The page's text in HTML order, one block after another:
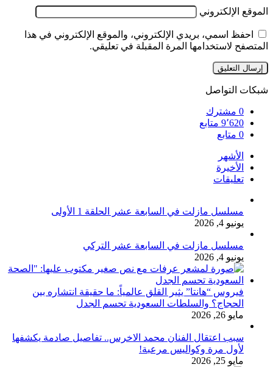
الموقع الإلكتروني
احفظ اسمي، بريدي الإلكتروني، والموقع الإلكتروني في هذا
المتصفح لاستخدامها المرة المقبلة في تعليقي.
شبكات التواصل
0 مشترك
9٬620 متابع
0 متابع
الأشهر
الأخيرة
تعليقات
مسلسل مازلت في السابعة عشر الحلقة 1 الأولى
يونيو 4, 2026
مسلسل مازلت في السابعة عشر التركي
يونيو 4, 2026
فيروس “هانتا” يثير القلق عالمياً: ما حقيقة انتشاره بين
الحجاج؟ والسلطات السعودية تحسم الجدل
مايو 26, 2026
سبب اعتقال الفنان محمد الاخرس.. تفاصيل صادمة يكشفها
لأول مرة وكواليس مرعبة!
مايو 25, 2026